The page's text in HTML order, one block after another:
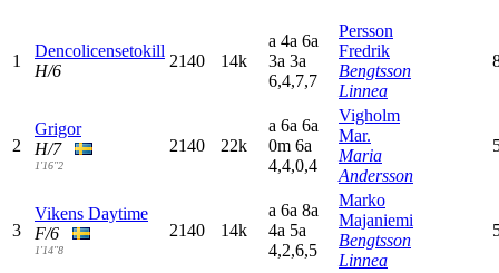
1
Dencolicensetokill
H/6
2140 14k
a 4a 6a
3a 3a
6,4,7,7
Persson
Fredrik
Bengtsson
Linnea
2
Grigor
H/7
1'16"2
2140 22k
a 6a 6a
0m 6a
4,4,0,4
Vigholm
Mar.
Maria
Andersson
3
Vikens Daytime
F/6
1'14"8
2140 14k
a 6a 8a
4a 5a
4,2,6,5
Marko
Majaniemi
Bengtsson
Linnea